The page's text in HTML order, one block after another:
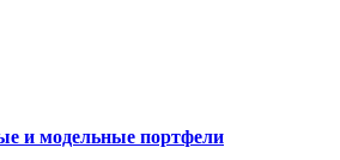
и модельные портфели